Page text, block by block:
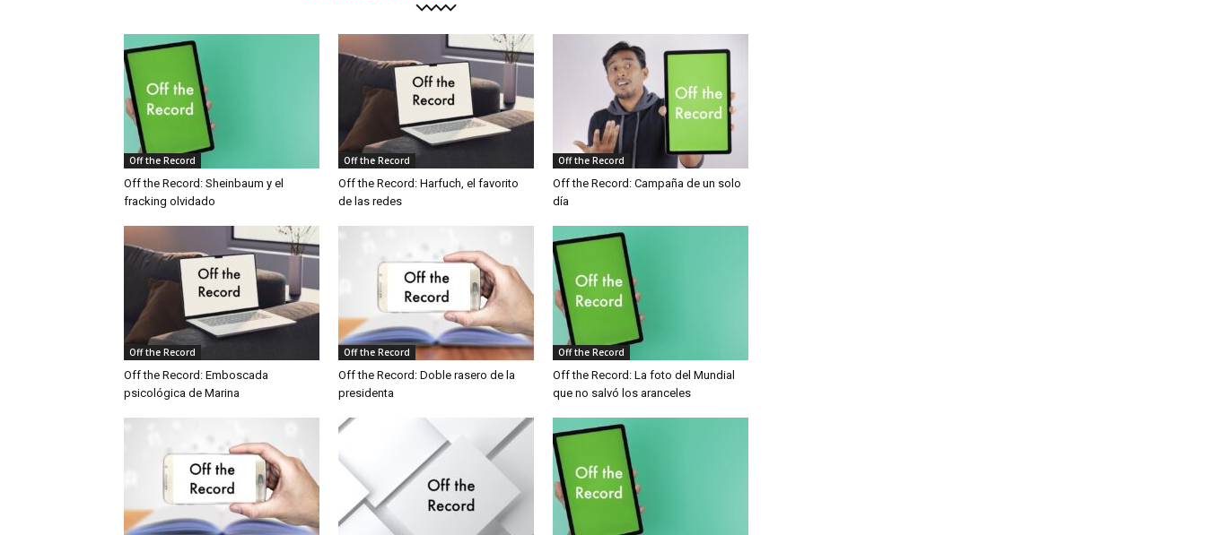
Off the Record
Off the Record: Sheinbaum y el
fracking olvidado
Off the Record
Off the Record: Harfuch, el favorito
de las redes
Off the Record
Off the Record: Campaña de un solo
día
Off the Record
Off the Record: Emboscada
psicológica de Marina
Off the Record
Off the Record: Doble rasero de la
presidenta
Off the Record
Off the Record: La foto del Mundial
que no salvó los aranceles